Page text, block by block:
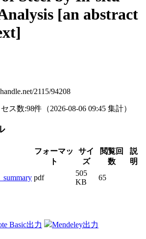
[an abstract
2115/94208
ス数:98件 （2026-08-06 09:45 集計）
フォーマッ
ト
サイ
ズ
閲覧回
数
説
明
pdf
505
KB
65
Basic出力 Mendeley出力